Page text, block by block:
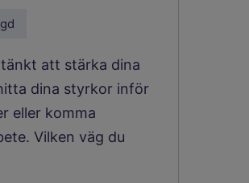
att stärka dina
dina styrkor inför
eller komma
Vilken väg du